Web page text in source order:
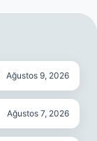
Ağustos 9, 2026
Ağustos 7, 2026